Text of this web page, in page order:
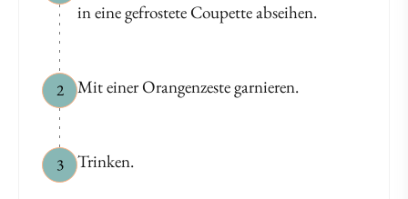
in eine gefrostete Coupette abseihen.
2 Mit einer Orangenzeste garnieren.
3 Trinken.